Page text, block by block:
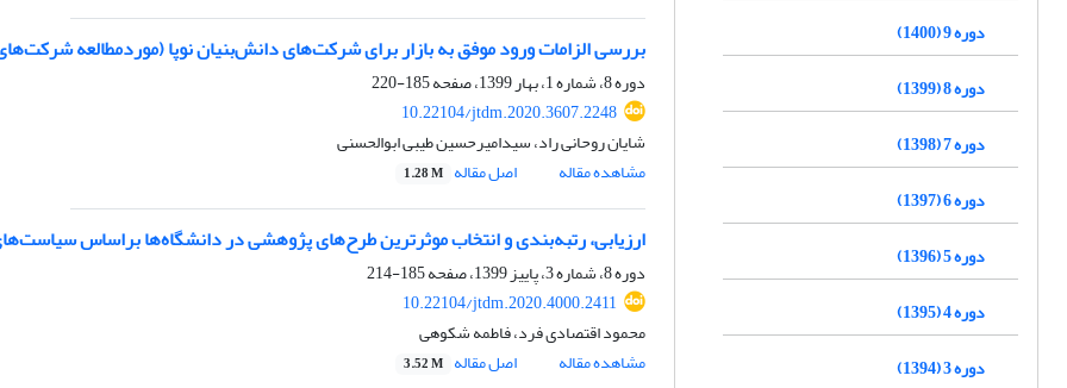
بررسی الزامات ورود موفق به بازار برای شرکت‌های دانش‌بنیان نوپا (موردمطالعه
دوره 8، شماره 1، بهار 1399، صفحه
185-220
10.22104/jtdm.2020.3607.2248
شایان روحانی راد، سیدامیرحسین طیبی ابوالحسنی
مشاهده مقاله
اصل مقاله 1.28 M
ارزیابی، رتبه‌بندی و انتخاب موثرترین طرح‌های پژوهشی در دانشگاه‌ها براساس
دوره 8، شماره 3، پاییز 1399، صفحه
185-214
10.22104/jtdm.2020.4000.2411
محمود اقتصادی فرد، فاطمه شکوهی
مشاهده مقاله
اصل مقاله 3.52 M
دوره 9 (1400)
دوره 8 (1399)
دوره 7 (1398)
دوره 6 (1397)
دوره 5 (1396)
دوره 4 (1395)
دوره 3 (1394)